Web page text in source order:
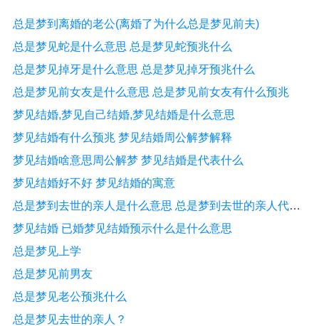
总是梦到离婚的老公(离婚了为什么总是梦见前夫)
总是梦见蛇是什么意思 总是梦见蛇预兆什么
总是梦见掉牙是什么意思 总是梦见掉牙预兆什么
总是梦见前女友是什么意思 总是梦见前女友有什么预兆
梦见结婚,梦见自己结婚,梦见结婚是什么意思
梦见结婚有什么预兆 梦见结婚周公解梦解释
梦见结婚啥意思周公解梦 梦见结婚是代表什么
梦见结婚好不好 梦见结婚的寓意
总是梦到去世的亲人是什么意思 总是梦到去世的亲人代表什么
梦见结婚 已婚梦见结婚预示什么是什么意思
总是梦见上学
总是梦见前男友
总是梦见老公预兆什么
总是梦见去世的亲人？